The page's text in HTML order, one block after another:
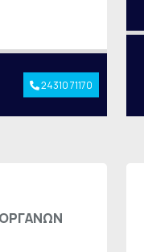
24310 71170
ΟΡΓΑΝΩΝ